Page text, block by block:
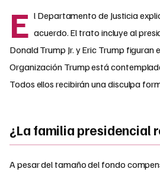
E l Departamento de Justicia
acuerdo. El trato incluye al
Donald Trump Jr. y Eric Trump figuran
Organización Trump está
Todos ellos recibirán una disculpa
¿La familia presidencial
A pesar del tamaño del fondo